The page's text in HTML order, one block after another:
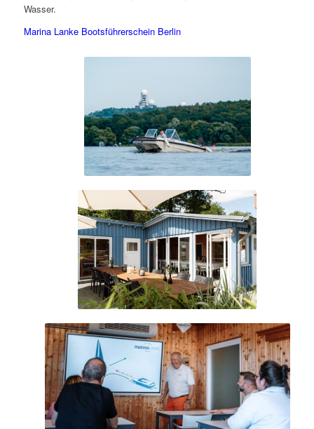
Wasser.
Marina Lanke Bootsführerschein Berlin